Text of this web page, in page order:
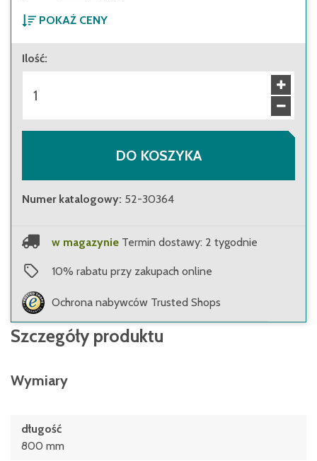
POKAŻ CENY
Od 1 szt.
Od 8 szt.
1057,80 zł
Od 100 szt.
Ilość:
DO KOSZYKA
Numer katalogowy: 52-30364
w magazynie Termin dostawy: 2 tygodnie
10% rabatu przy zakupach online
Ochrona nabywców Trusted Shops
Szczegóły produktu
Wymiary
długość
800 mm